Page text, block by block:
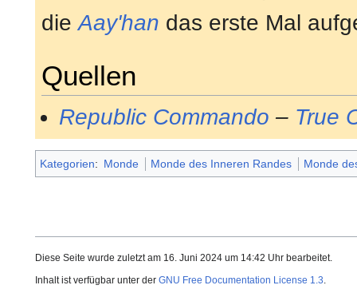
dieAay'han das erste Mal
Quellen
Republic Commando – True
Kategorien: Monde Monde des Inneren Randes Monde
Diese Seite wurde zuletzt am 16. Juni 2024 um 14:42 Uhr bearbeitet.
Inhalt ist verfügbar unter der GNU Free Documentation License 1.3.